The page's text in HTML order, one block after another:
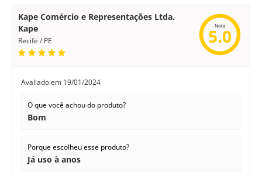
Kape Comércio e Representações Ltda.
Kape
Recife / PE
Nota
5.0
Avaliado em 19/01/2024
O que você achou do produto?
Bom
Porque escolheu esse produto?
Já uso à anos